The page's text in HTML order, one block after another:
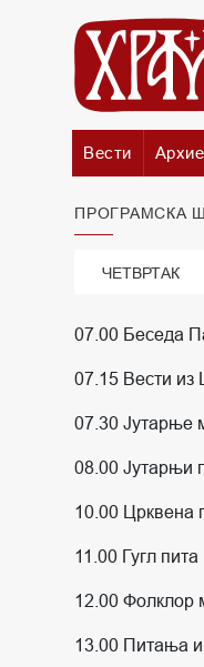
Вести
ПРОГРАМСКА
ЧЕТВРТАК
07.00 Беседа
07.15 Вести из
07.30 Јутарње
08.00 Јутарњи
10.00 Црквена
11.00 Гугл пита
12.00 Фолклор
13.00 Питања и